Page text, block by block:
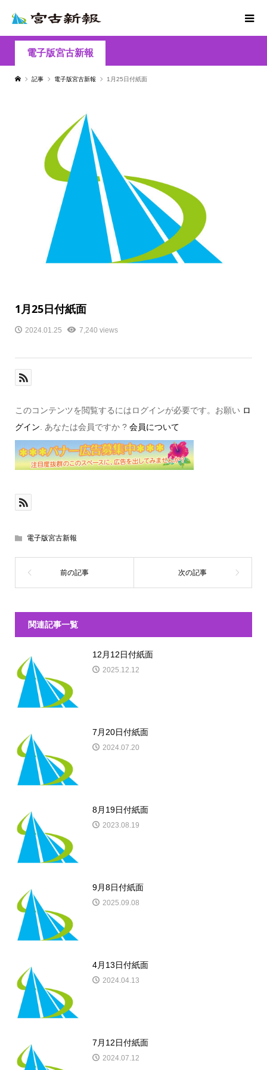
電子版宮古新報
記事 電子版宮古新報 1月25日付紙面
1月25日付紙面
2024.01.25 7,240 views
このコンテンツを閲覧するにはログインが必要です。お願い ロ
グイン . あなたは会員ですか ? 会員について
電子版宮古新報
関連記事一覧
12月12日付紙面
2025.12.12
7月20日付紙面
2024.07.20
8月19日付紙面
2023.08.19
9月8日付紙面
2025.09.08
4月13日付紙面
2024.04.13
7月12日付紙面
2024.07.12